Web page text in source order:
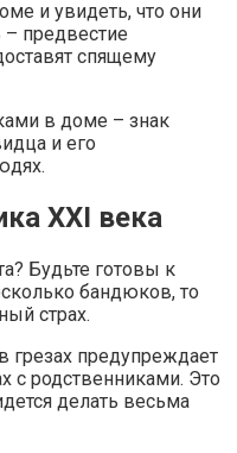
и увидеть, что они
предвестие
спящему
в доме – знак
и его
XXI века
Будьте готовы к
бандюков, то
страх.
грезах предупреждает
с родственниками. Это
делать весьма